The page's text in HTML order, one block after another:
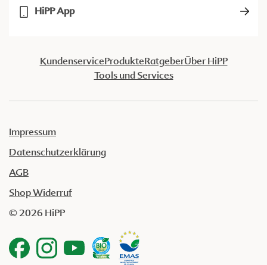
HiPP App
KundenserviceProdukteRatgeberÜber HiPP
Tools und Services
Impressum
Datenschutzerklärung
AGB
Shop Widerruf
© 2026 HiPP